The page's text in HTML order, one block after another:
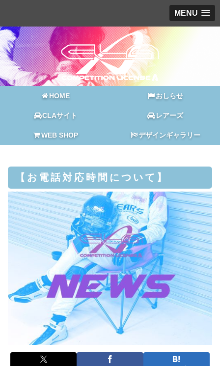
MENU
HOME おしらせ
CLAサイト レアーズ
WEB SHOP デザインギャラリー
【お電話対応時間について】